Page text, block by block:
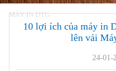
MÁY IN DTG
10 lợi ích của máy in
lên vải
24-01-